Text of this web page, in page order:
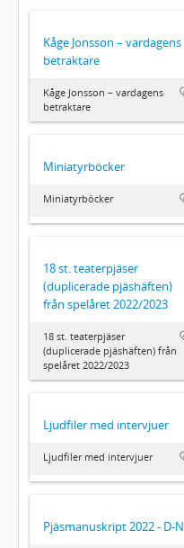
Kåge Jonsson – vardagens
betraktare
Kåge Jonsson – vardagens
betraktare
Miniatyrböcker
Miniatyrböcker
18 st. teaterpjäser
(duplicerade pjäshäften)
från spelåret 2022/2023
18 st. teaterpjäser
(duplicerade pjäshäften) från
spelåret 2022/2023
Ljudfiler med intervjuer
Ljudfiler med intervjuer
Pjäsmanuskript 2022 - D-N